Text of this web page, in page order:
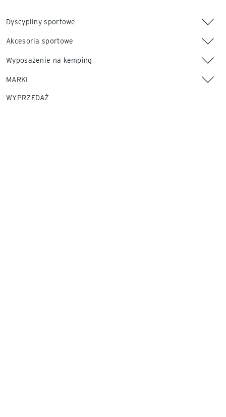
Dyscypliny sportowe
Akcesoria sportowe
Wyposażenie na kemping
MARKI
WYPRZEDAŻ